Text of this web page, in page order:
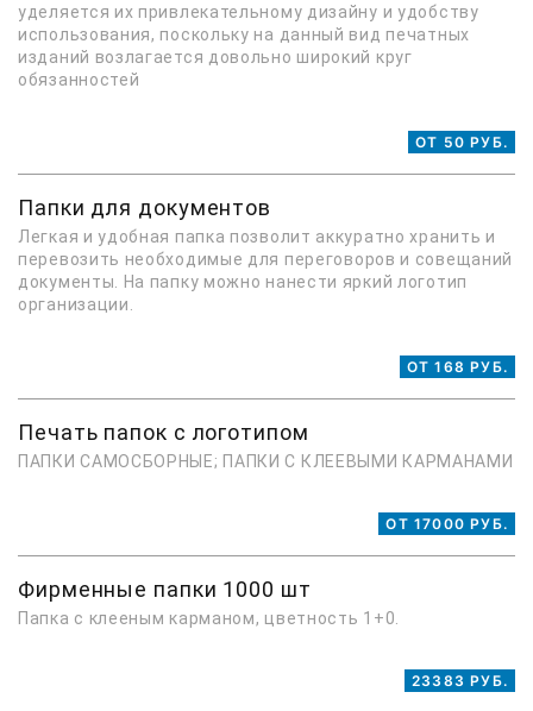
уделяется их привлекательному дизайну и удобству
использования, поскольку на данный вид печатных
изданий возлагается довольно широкий круг
обязанностей
ОТ 50 РУБ.
Папки для документов
Легкая и удобная папка позволит аккуратно хранить и
перевозить необходимые для переговоров и совещаний
документы. На папку можно нанести яркий логотип
организации.
ОТ 168 РУБ.
Печать папок с логотипом
ПАПКИ САМОСБОРНЫЕ; ПАПКИ С КЛЕЕВЫМИ КАРМАНАМИ
ОТ 17000 РУБ.
Фирменные папки 1000 шт
Папка с клееным карманом, цветность 1+0.
23383 РУБ.